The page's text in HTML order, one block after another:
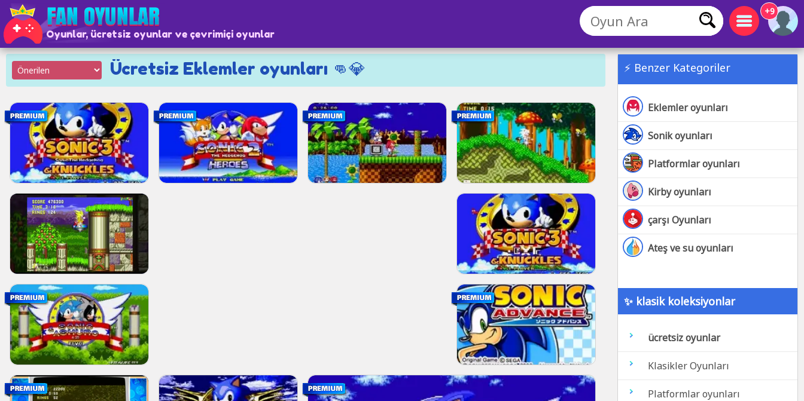
Oyunlar, ücretsiz oyunlar ve çevrimiçi oyunlar
+9
⚡ Benzer Kategoriler
Eklemler oyunları
Sonik oyunları
Platformlar oyunları
Kirby oyunları
çarşı Oyunları
Ateş ve su oyunları
✨ klasik koleksiyonlar
ücretsiz oyunlar
Klasikler Oyunları
Platformlar oyunları
Ücretsiz Eklemler oyunları 👊💎